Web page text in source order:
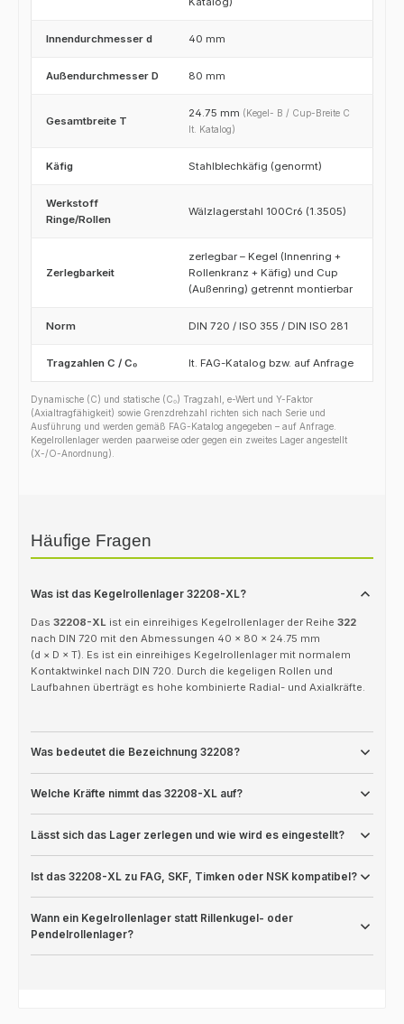
Innendurchmesser d 40 mm
Außendurchmesser D 80 mm
Gesamtbreite T
24.75 mm (Kegel- B / Cup-Breite C
lt. Katalog)
Käfig Stahlblechkäfig (genormt)
Werkstoff
Ringe/Rollen
Wälzlagerstahl 100Cr6 (1.3505)
Zerlegbarkeit
zerlegbar – Kegel (Innenring +
Rollenkranz + Käfig) und Cup
(Außenring) getrennt montierbar
Norm DIN 720 / ISO 355 / DIN ISO 281
Tragzahlen C / C₀ lt. FAG-Katalog bzw. auf Anfrage
Dynamische (C) und statische (C₀) Tragzahl, e-Wert und Y-Faktor
(Axialtragfähigkeit) sowie Grenzdrehzahl richten sich nach Serie und
Ausführung und werden gemäß FAG-Katalog angegeben – auf Anfrage.
Kegelrollenlager werden paarweise oder gegen ein zweites Lager angestellt
(X-/O-Anordnung).
Häufige Fragen
Was ist das Kegelrollenlager 32208-XL?
Das 32208-XList ein einreihiges Kegelrollenlager der Reihe 322
nach DIN 720 mit den Abmessungen 40 × 80 × 24.75 mm
(d × D × T). Es ist ein einreihiges Kegelrollenlager mit normalem
Kontaktwinkel nach DIN 720. Durch die kegeligen Rollen und
Laufbahnen überträgt es hohe kombinierte Radial- und Axialkräfte.
Was bedeutet die Bezeichnung 32208?
Welche Kräfte nimmt das 32208-XL auf?
Lässt sich das Lager zerlegen und wie wird es eingestellt?
Ist das 32208-XL zu FAG, SKF, Timken oder NSK kompatibel?
Wann ein Kegelrollenlager statt Rillenkugel- oder
Pendelrollenlager?